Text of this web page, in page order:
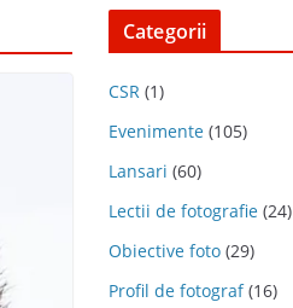
Categorii
CSR (1)
Evenimente (105)
Lansari (60)
Lectii de fotografie (24)
Obiective foto (29)
Profil de fotograf(16)